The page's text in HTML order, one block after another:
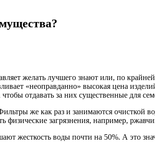
желать лучшего знают или, по
«неоправданно» высокая цена
отдавать за них существенные для
же как раз и занимаются очисткой
физические загрязнения, например,
жесткость воды почти на 50%. А это